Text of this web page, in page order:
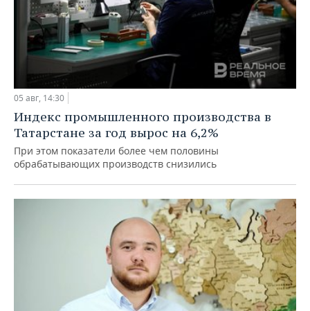
05 авг, 14:30
Индекс промышленного производства в
Татарстане за год вырос на 6,2%
При этом показатели более чем половины
обрабатывающих производств снизились